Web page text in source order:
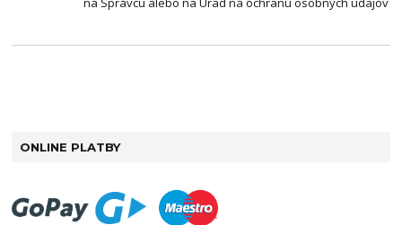
ONLINE PLATBY